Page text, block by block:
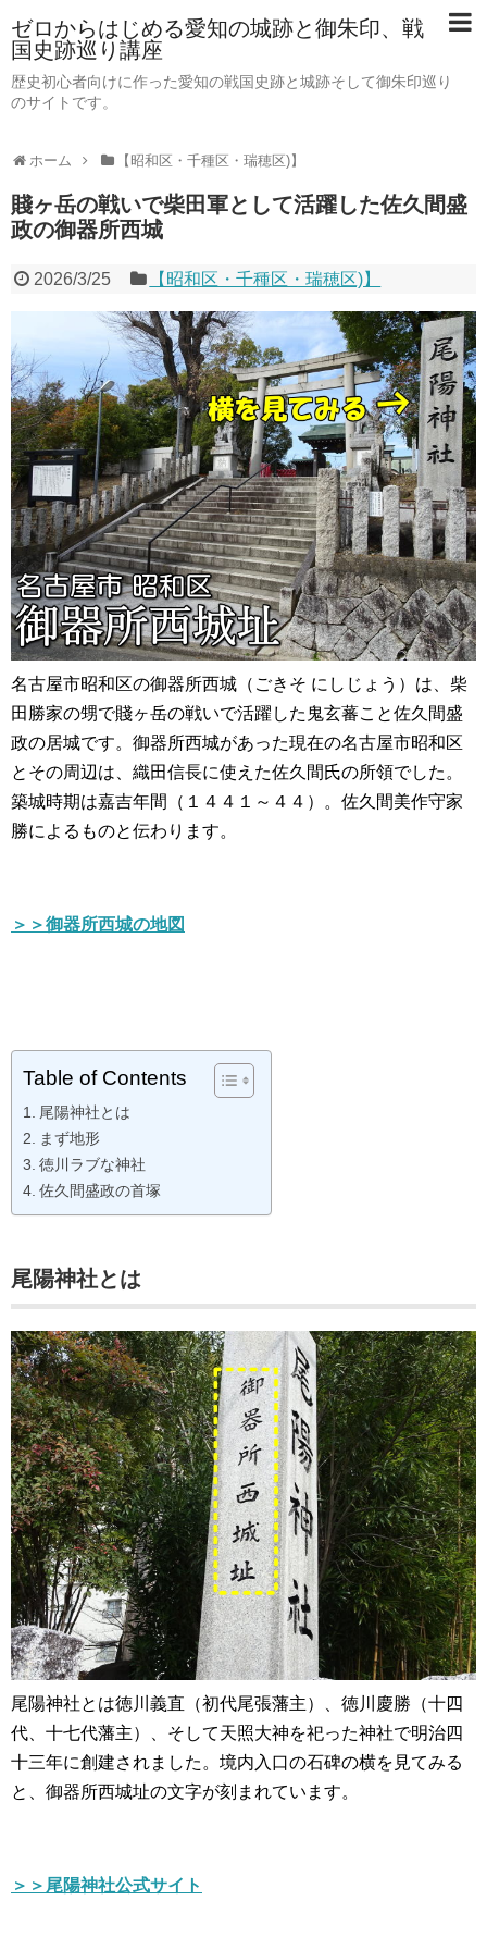
ゼロからはじめる愛知の城跡と御朱印、戦
国史跡巡り講座
歴史初心者向けに作った愛知の戦国史跡と城跡そして御朱印巡り
のサイトです。
ホーム 【昭和区・千種区・瑞穂区)】
賤ヶ岳の戦いで柴田軍として活躍した佐久間盛
政の御器所西城
2026/3/25 【昭和区・千種区・瑞穂区)】
名古屋市昭和区の御器所西城（ごきそ にしじょう）は、柴
田勝家の甥で賤ヶ岳の戦いで活躍した鬼玄蕃こと佐久間盛
政の居城です。御器所西城があった現在の名古屋市昭和区
とその周辺は、織田信長に使えた佐久間氏の所領でした。
築城時期は嘉吉年間（１４４１～４４）。佐久間美作守家
勝によるものと伝わります。
＞＞御器所西城の地図
Table of Contents
尾陽神社とは
まず地形
徳川ラブな神社
佐久間盛政の首塚
尾陽神社とは
尾陽神社とは徳川義直（初代尾張藩主）、徳川慶勝（十四
代、十七代藩主）、そして天照大神を祀った神社で明治四
十三年に創建されました。境内入口の石碑の横を見てみる
と、御器所西城址の文字が刻まれています。
＞＞尾陽神社公式サイト